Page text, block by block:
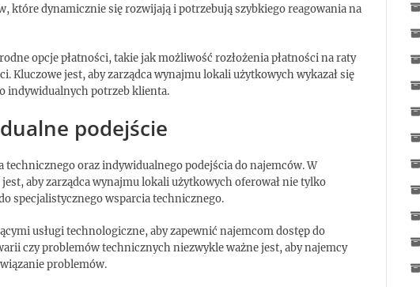
które dynamicznie się rozwijają i potrzebują szybkiego reagowania na
opcje płatności, takie jak możliwość rozłożenia płatności na raty
Kluczowe jest, aby zarządca wynajmu lokali użytkowych wykazał się
indywidualnych potrzeb klienta.
podejście
oraz indywidualnego podejścia do najemców. W
aby zarządca wynajmu lokali użytkowych oferował nie tylko
specjalistycznego wsparcia technicznego.
usługi technologiczne, aby zapewnić najemcom dostęp do
czy problemów technicznych niezwykle ważne jest, aby najemcy
problemów.